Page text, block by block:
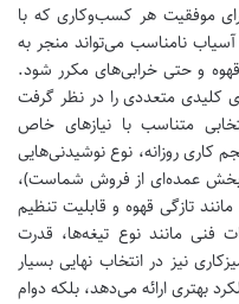
موفقیت هر کسب‌وکاری که با
نامناسب می‌تواند منجر به
و حتی خرابی‌های مکرر شود.
کلیدی متعددی را در نظر گرفت
متناسب با نیازهای خاص
روزانه، نوع نوشیدنی‌هایی
بخش عمده‌ای از فروش شماست)،
تازگی قهوه و قابلیت تنظیم
مانند نوع تیغه‌ها، قدرت
نیز در انتخاب نهایی بسیار
بهتری ارائه می‌دهد، بلکه دوام